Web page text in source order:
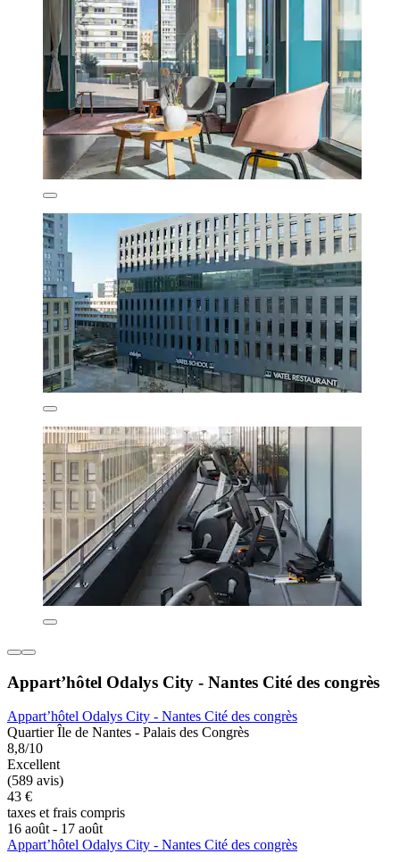
Appart’hôtel Odalys City - Nantes Cité des congrès
Appart’hôtel Odalys City - Nantes Cité des congrès
Quartier Île de Nantes - Palais des Congrès
8,8/10
Excellent
(589 avis)
43 €
taxes et frais compris
16 août - 17 août
Appart’hôtel Odalys City - Nantes Cité des congrès